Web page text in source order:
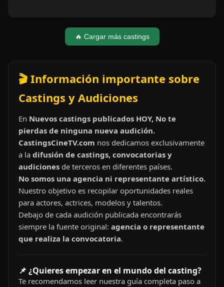
🔥 Cargar más castings
🎬 Información importante sobre
Castings y Audiciones
En Nuevos castings publicados HOY, No te
pierdas de ninguna nueva audición.
CastingsCineTV.com nos dedicamos exclusivamente
a la difusión de castings, convocatorias y
audiciones de terceros en diferentes países.
No somos una agencia ni representante artístico.
Nuestro objetivo es recopilar oportunidades reales
para actores, actrices, modelos y talentos.
Debajo de cada audición publicada encontrarás
siempre la fuente original: agencia o representante
que realiza la convocatoria.
📌 ¿Quieres empezar en el mundo del casting?
Te recomendamos leer nuestra guía completa paso a